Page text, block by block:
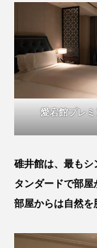
愛宕館プレ
碓井館は、最もシ
タンダードで部
部屋からは自然を